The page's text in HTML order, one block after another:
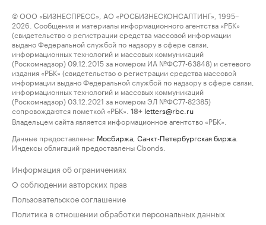
© ООО «БИЗНЕСПРЕСС», АО «РОСБИЗНЕСКОНСАЛТИНГ», 1995–
2026. Сообщения и материалы информационного агентства «РБК»
(свидетельство о регистрации средства массовой информации
выдано Федеральной службой по надзору в сфере связи,
информационных технологий и массовых коммуникаций
(Роскомнадзор) 09.12.2015 за номером ИА №ФС77-63848) и сетевого
издания «РБК» (свидетельство о регистрации средства массовой
информации выдано Федеральной службой по надзору в сфере связи,
информационных технологий и массовых коммуникаций
(Роскомнадзор) 03.12.2021 за номером ЭЛ №ФС77-82385)
сопровождаются пометкой «РБК».
18+ letters@rbc.ru
Владельцем сайта является информационное агентство «РБК».
Данные предоставлены: Мосбиржа Санкт-Петербургская биржа
Индексы облигаций предоставлены Cbonds.
Информация об ограничениях
О соблюдении авторских прав
Пользовательское соглашение
Политика в отношении обработки персональных данных